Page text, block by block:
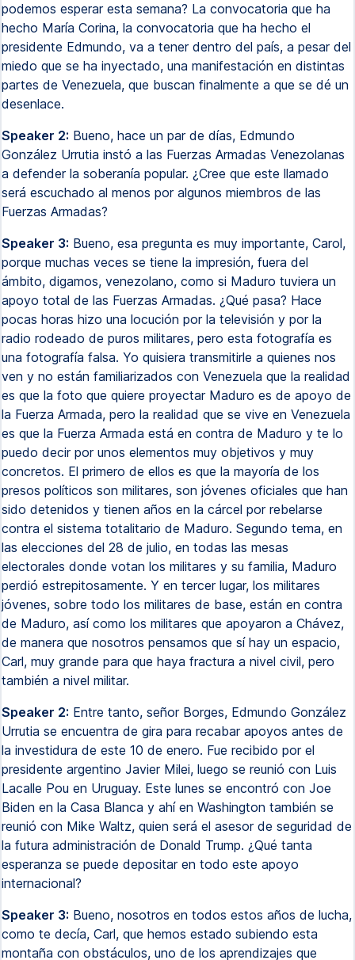
podemos esperar esta semana? La convocatoria que ha
hecho María Corina, la convocatoria que ha hecho el
presidente Edmundo, va a tener dentro del país, a pesar del
miedo que se ha inyectado, una manifestación en distintas
partes de Venezuela, que buscan finalmente a que se dé un
desenlace.
Speaker 2: Bueno, hace un par de días, Edmundo
González Urrutia instó a las Fuerzas Armadas Venezolanas
a defender la soberanía popular. ¿Cree que este llamado
será escuchado al menos por algunos miembros de las
Fuerzas Armadas?
Speaker 3: Bueno, esa pregunta es muy importante, Carol,
porque muchas veces se tiene la impresión, fuera del
ámbito, digamos, venezolano, como si Maduro tuviera un
apoyo total de las Fuerzas Armadas. ¿Qué pasa? Hace
pocas horas hizo una locución por la televisión y por la
radio rodeado de puros militares, pero esta fotografía es
una fotografía falsa. Yo quisiera transmitirle a quienes nos
ven y no están familiarizados con Venezuela que la realidad
es que la foto que quiere proyectar Maduro es de apoyo de
la Fuerza Armada, pero la realidad que se vive en Venezuela
es que la Fuerza Armada está en contra de Maduro y te lo
puedo decir por unos elementos muy objetivos y muy
concretos. El primero de ellos es que la mayoría de los
presos políticos son militares, son jóvenes oficiales que han
sido detenidos y tienen años en la cárcel por rebelarse
contra el sistema totalitario de Maduro. Segundo tema, en
las elecciones del 28 de julio, en todas las mesas
electorales donde votan los militares y su familia, Maduro
perdió estrepitosamente. Y en tercer lugar, los militares
jóvenes, sobre todo los militares de base, están en contra
de Maduro, así como los militares que apoyaron a Chávez,
de manera que nosotros pensamos que sí hay un espacio,
Carl, muy grande para que haya fractura a nivel civil, pero
también a nivel militar.
Speaker 2: Entre tanto, señor Borges, Edmundo González
Urrutia se encuentra de gira para recabar apoyos antes de
la investidura de este 10 de enero. Fue recibido por el
presidente argentino Javier Milei, luego se reunió con Luis
Lacalle Pou en Uruguay. Este lunes se encontró con Joe
Biden en la Casa Blanca y ahí en Washington también se
reunió con Mike Waltz, quien será el asesor de seguridad de
la futura administración de Donald Trump. ¿Qué tanta
esperanza se puede depositar en todo este apoyo
internacional?
Speaker 3: Bueno, nosotros en todos estos años de lucha,
como te decía, Carl, que hemos estado subiendo esta
montaña con obstáculos, uno de los aprendizajes que